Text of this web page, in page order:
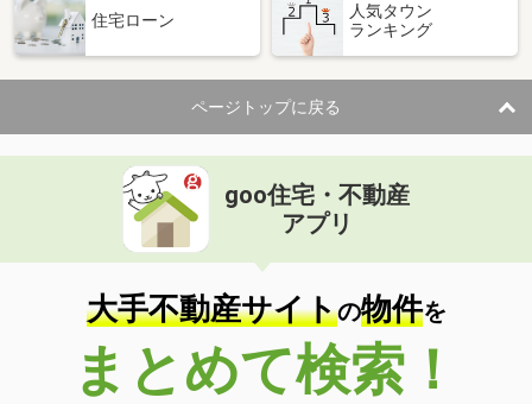
住宅ローン
人気タウン
ランキング
ページトップに戻る
goo住宅・不動産
アプリ
大手不動産サイトの物件を
まとめて検索！